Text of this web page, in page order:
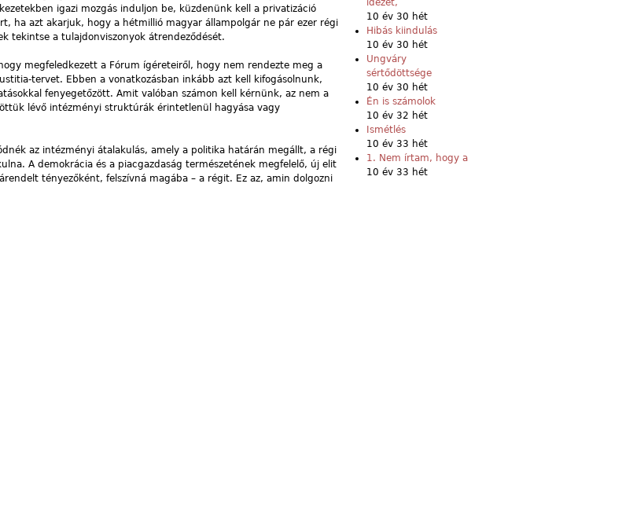
igazi mozgás induljon be, küzdenünk kell a privatizáció
ha azt akarjuk, hogy a hétmillió magyar állampolgár ne pár ezer régi
tekintse a tulajdonviszonyok átrendeződését.
megfeledkezett a Fórum ígéreteiről, hogy nem rendezte meg a
tervet. Ebben a vonatkozásban inkább azt kell kifogásolnunk,
fenyegetőzött. Amit valóban számon kell kérnünk, az nem a
lévő intézményi struktúrák érintetlenül hagyása vagy
az intézményi átalakulás, amely a politika határán megállt, a régi
A demokrácia és a piacgazdaság természetének megfelelő, új elit
tényezőként, felszívná magába – a régit. Ez az, amin dolgozni
10 év 30 hét
Hibás kiindulás
10 év 30 hét
Ungváry
sértődöttsége
10 év 30 hét
Én is számolok
10 év 32 hét
Ismétlés
10 év 33 hét
1. Nem írtam, hogy a
10 év 33 hét